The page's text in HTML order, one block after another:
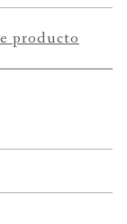
producto